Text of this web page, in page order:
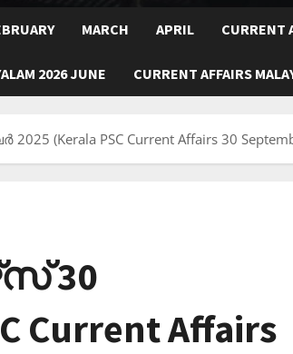
MARCH APRIL CURRENT
2026 JUNE CURRENT AFFAIRS
(Kerala PSC Current Affairs 30
30
Current Affairs